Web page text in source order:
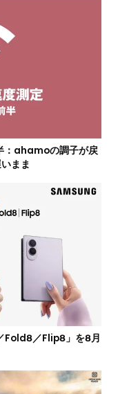
：ahamoの調子が戻
まま
／Flip8」を8月